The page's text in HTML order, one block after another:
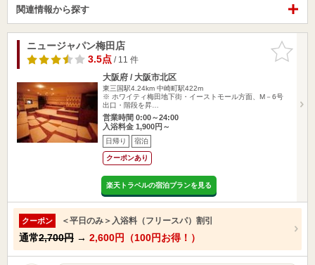
関連情報から探す
お気に入
りに追加
ニュージャパン梅田店
3.5点/ 11 件
大阪府 / 大阪市北区
東三国駅4.24km 中崎町駅422m
※ ホワイティ梅田地下街・イーストモール方面、M－6号
出口・階段を昇…
営業時間 0:00～24:00
入浴料金 1,900円～
日帰り 宿泊
クーポンあり
楽天トラベルの宿泊プランを見る
クーポン ＜平日のみ＞入浴料（フリースパ）割引
通常2,700円 → 2,600円（100円お得！）